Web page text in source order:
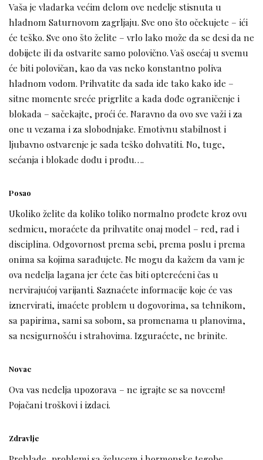
Vaša je vladarka većim delom ove nedelje stisnuta u
hladnom Saturnovom zagrljaju. Sve ono što očekujete – ići
će teško. Sve ono što želite – vrlo lako može da se desi da ne
dobijete ili da ostvarite samo polovično. Vaš osećaj u svemu
će biti polovičan, kao da vas neko konstantno poliva
hladnom vodom. Prihvatite da sada ide tako kako ide –
sitne momente sreće prigrlite a kada dođe ograničenje i
blokada – sačekajte, proći će. Naravno da ovo sve važi i za
one u vezama i za slobodnjake. Emotivnu stabilnost i
ljubavno ostvarenje je sada teško dohvatiti. No, tuge,
sećanja i blokade dođu i prođu….
Posao
Ukoliko želite da koliko toliko normalno prođete kroz ovu
sedmicu, moraćete da prihvatite onaj model – red, rad i
disciplina. Odgovornost prema sebi, prema poslu i prema
onima sa kojima sarađujete. Ne mogu da kažem da vam je
ova nedelja lagana jer ćete čas biti opterećeni čas u
nervirajućoj varijanti. Saznaćete informacije koje će vas
iznervirati, imaćete problem u dogovorima, sa tehnikom,
sa papirima, sami sa sobom, sa promenama u planovima,
sa nesigurnošću i strahovima. Izguraćete, ne brinite.
Novac
Ova vas nedelja upozorava – ne igrajte se sa novcem!
Pojačani troškovi i izdaci.
Zdravlje